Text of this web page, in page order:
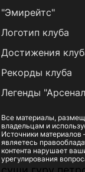
"Эмирейтс"
Логотип клуба
Достижения
Рекорды клуба
Легенды
Все материалы,
владельцам и
Источники материалов
являетесь
контента нарушает
урегулирования